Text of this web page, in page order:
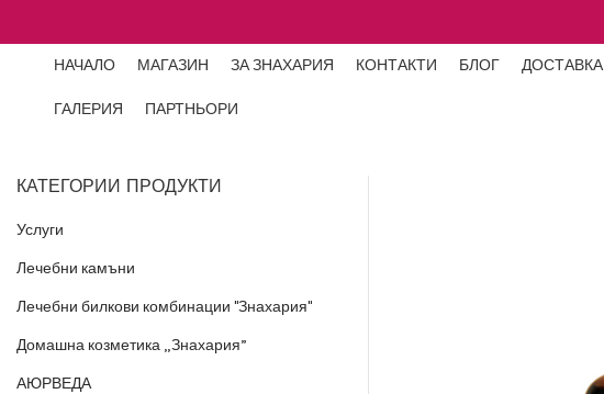
НАЧАЛО МАГАЗИН ЗА ЗНАХАРИЯ КОНТАКТИ БЛОГ ДОСТАВКА
ГАЛЕРИЯ ПАРТНЬОРИ
КАТЕГОРИИ ПРОДУКТИ
Услуги
Лечебни камъни
Лечебни билкови комбинации "Знахария"
Домашна козметика „Знахария”
АЮРВЕДА